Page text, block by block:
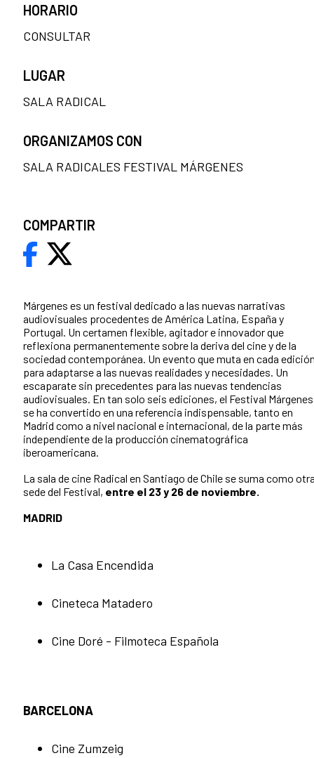
Márgenes es un festival dedicado a las nuevas narrativas
audiovisuales procedentes de América Latina, España y
Portugal. Un certamen flexible, agitador e innovador que
reflexiona permanentemente sobre la deriva del cine y de la
sociedad contemporánea. Un evento que muta en cada
para adaptarse a las nuevas realidades y necesidades. Un
escaparate sin precedentes para las nuevas tendencias
audiovisuales. En tan solo seis ediciones, el Festival Márgenes
se ha convertido en una referencia indispensable, tanto en
Madrid como a nivel nacional e internacional, de la parte más
independiente de la producción cinematográfica
iberoamericana.
La sala de cine Radical en Santiago de Chile se suma como
sede del Festival, entre el 23 y 26 de noviembre.
MADRID
La Casa Encendida
Cineteca Matadero
Cine Doré - Filmoteca Española
BARCELONA
Cine Zumzeig
HORARIO
CONSULTAR
LUGAR
SALA RADICAL
ORGANIZAMOS CON
SALA RADICALES FESTIVAL MÁRGENES
COMPARTIR